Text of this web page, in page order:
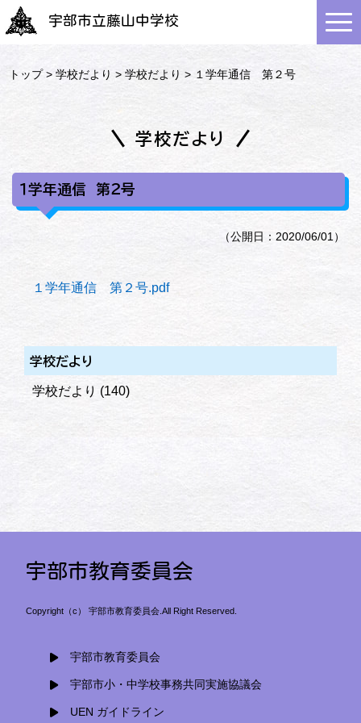
宇部市立藤山中学校
トップ>学校だより >学校だより > １学年通信 第２号
学校だより
１学年通信 第２号
（公開日：2020/06/01）
１学年通信 第２号.pdf
学校だより
学校だより (140)
宇部市教育委員会
Copyright（c） 宇部市教育委員会.All Right Reserved.
宇部市教育委員会
宇部市小・中学校事務共同実施協議会
UEN ガイドライン